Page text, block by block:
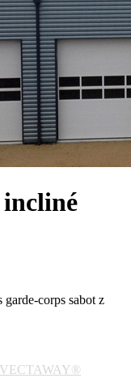
incliné
garde-corps sabot z
VECTAWAY®